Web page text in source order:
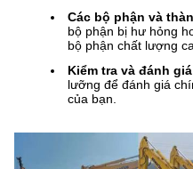
Các bộ phận và
bộ phận bị hư hỏng
bộ phận chất lượng
Kiểm tra và đánh
lưỡng để đánh giá
của bạn.